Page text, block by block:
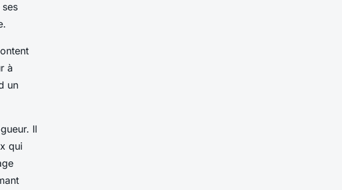
à
un
Il
qui